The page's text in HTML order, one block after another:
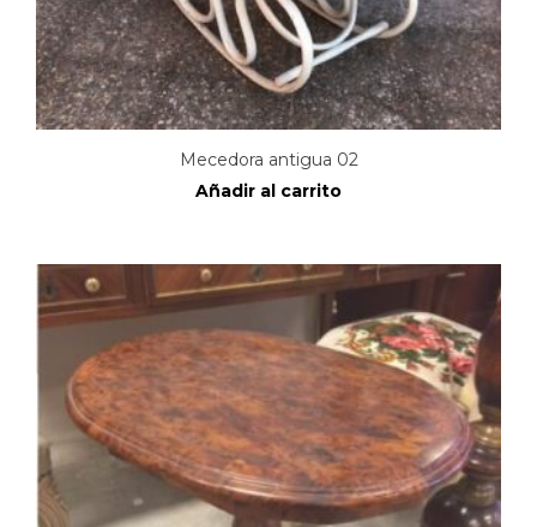
Mecedora antigua 02
Añadir al carrito